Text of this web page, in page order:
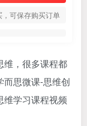
可保存购买订单
维，很多课程都
而思微课-思维创
维学习课程视频